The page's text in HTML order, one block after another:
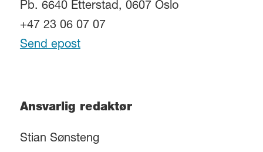
Pb. 6640 Etterstad, 0607 Oslo
+47 23 06 07 07
Send epost
Ansvarlig redaktør
Stian Sønsteng